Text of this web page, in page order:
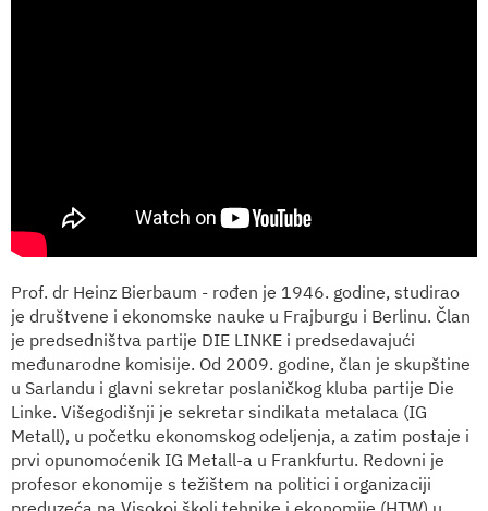
Prof. dr Heinz Bierbaum - rođen je 1946. godine, studirao
je društvene i ekonomske nauke u Frajburgu i Berlinu. Član
je predsedništva partije DIE LINKE i predsedavajući
međunarodne komisije. Od 2009. godine, član je skupštine
u Sarlandu i glavni sekretar poslaničkog kluba partije Die
Linke. Višegodišnji je sekretar sindikata metalaca (IG
Metall), u početku ekonomskog odeljenja, a zatim postaje i
prvi opunomoćenik IG Metall-a u Frankfurtu. Redovni je
profesor ekonomije s težištem na politici i organizaciji